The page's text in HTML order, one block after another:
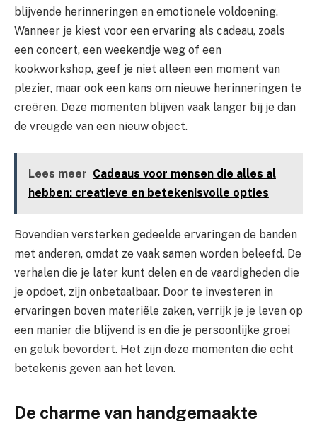
blijvende herinneringen en emotionele voldoening.
Wanneer je kiest voor een ervaring als cadeau, zoals
een concert, een weekendje weg of een
kookworkshop, geef je niet alleen een moment van
plezier, maar ook een kans om nieuwe herinneringen te
creëren. Deze momenten blijven vaak langer bij je dan
de vreugde van een nieuw object.
Lees meer Cadeaus voor mensen die alles al
hebben: creatieve en betekenisvolle opties
Bovendien versterken gedeelde ervaringen de banden
met anderen, omdat ze vaak samen worden beleefd. De
verhalen die je later kunt delen en de vaardigheden die
je opdoet, zijn onbetaalbaar. Door te investeren in
ervaringen boven materiële zaken, verrijk je je leven op
een manier die blijvend is en die je persoonlijke groei
en geluk bevordert. Het zijn deze momenten die echt
betekenis geven aan het leven.
De charme van handgemaakte